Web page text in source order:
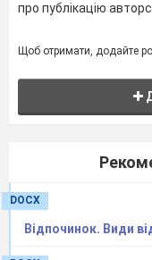
про публікацію
Щоб отримати, додайте
DOCX
Відпочинок. Види